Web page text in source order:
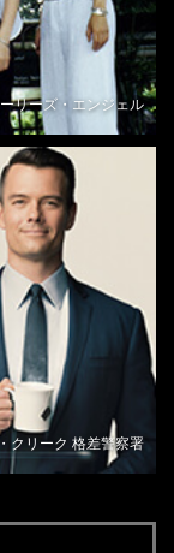
リーズ・エンジェル
クリーク 格差警察署